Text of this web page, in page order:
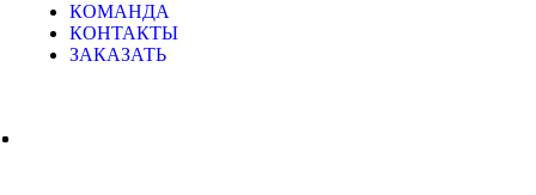
КОМАНДА
КОНТАКТЫ
ЗАКАЗАТЬ